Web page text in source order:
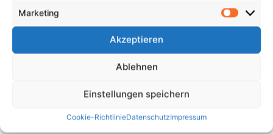
Marketing
Akzeptieren
Ablehnen
Einstellungen speichern
Cookie-RichtlinieDatenschutzImpressum
Sicherheit und Zuverlässigkeit ihrer stationären
Ausrüstung zu gewährleisten.
FAQs
für ortsfeste Geräte erstellt
werden?